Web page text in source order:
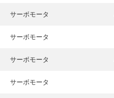
サーボモータ
サーボモータ
サーボモータ
サーボモータ